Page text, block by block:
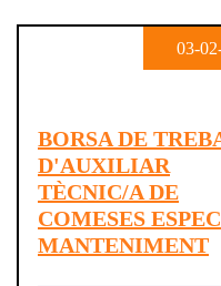
03-
BORSA DE
D'AUXILIAR
TÈCNIC/A DE
COMESES
MANTENIMENT